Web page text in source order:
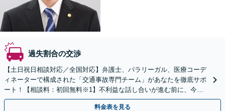
過失割合の交渉
【土日祝日相談対応／全国対応】弁護士、パラリーガル、医療コーデ
ィネーターで構成された「交通事故専門チーム」があなたを徹底サポ
ート！【相談料：初回無料※1】不利益な話し合いが進む前に、今す
ぐ相談！
料金表を見る